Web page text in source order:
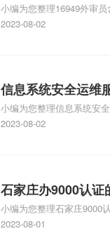
16949
小编为您整理16949外审
能成为注册的
2023-08-02
信息系统安全运维
级费用，信息系统
务资质二级
小编为您整理信息系统安
证证书机构有哪些、安全运
体系认证知识，详情可查看
2023-08-02
石家庄办9000认证
家庄9000认证的公
小编为您整理石家庄9000
庄9000认证价格多少钱、
2023-08-01